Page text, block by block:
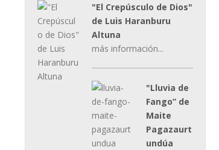
"El Crepúsculo de Dios"
de Luis Haranburu
Altuna
más información...
"Lluvia de
Fango” de
Maite
Pagazaurt
undúa